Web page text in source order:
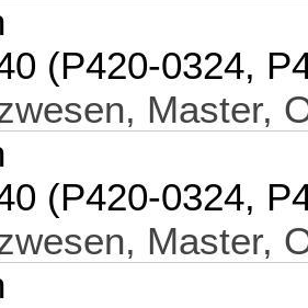
(P420-0324,
Master,
(P420-0324,
Master,